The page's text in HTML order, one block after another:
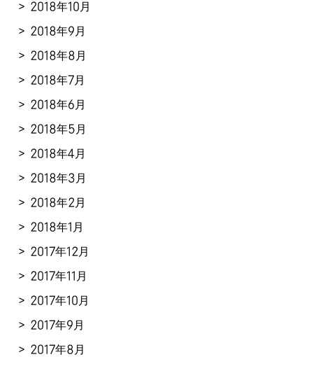
2018年10月
2018年9月
2018年8月
2018年7月
2018年6月
2018年5月
2018年4月
2018年3月
2018年2月
2018年1月
2017年12月
2017年11月
2017年10月
2017年9月
2017年8月